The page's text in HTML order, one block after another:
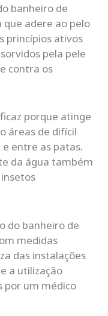
banheiro de
adere ao pelo
princípios ativos
pela pele
contra os
porque atinge
áreas de difícil
e entre as patas.
da água também
do banheiro de
medidas
das instalações
a utilização
por um médico